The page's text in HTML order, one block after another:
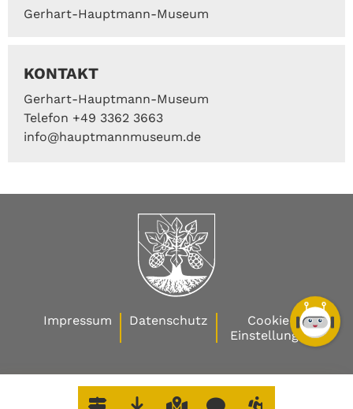
Gerhart-Hauptmann-Museum
KONTAKT
Gerhart-Hauptmann-Museum
Telefon +49 3362 3663
info@hauptmannmuseum.de
Impressum Datenschutz
Cookie-
Einstellungen